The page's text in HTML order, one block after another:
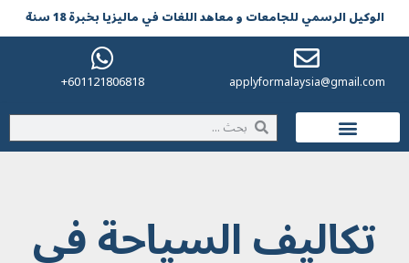
الوکیل الرسمي للجامعات و معاهد اللغات في مالیزیا بخبرة 18 سنة
applyformalaysia@gmail.com
601121806818+
تكاليف السياحة في